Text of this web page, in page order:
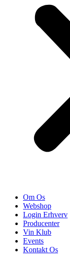
Om Os
Webshop
Login Erhverv
Producenter
Vin Klub
Events
Kontakt Os